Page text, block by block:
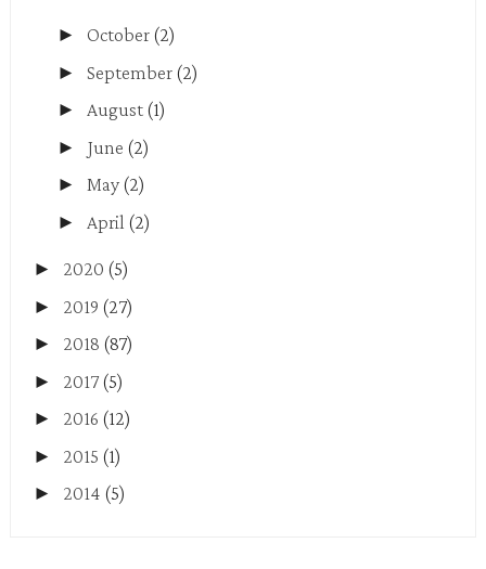
► October (2)
► September (2)
► August (1)
► June (2)
► May (2)
► April (2)
► 2020 (5)
► 2019 (27)
► 2018 (87)
► 2017 (5)
► 2016 (12)
► 2015 (1)
► 2014 (5)